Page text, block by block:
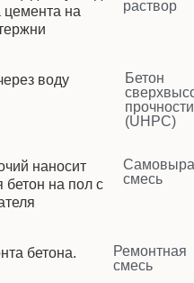
раствор
Бетон
прочности
(UHPC)
смесь
Ремонтная
смесь